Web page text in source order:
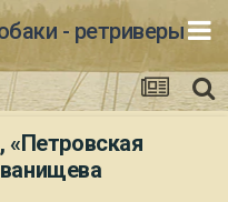
- ретриверы
«Петровская